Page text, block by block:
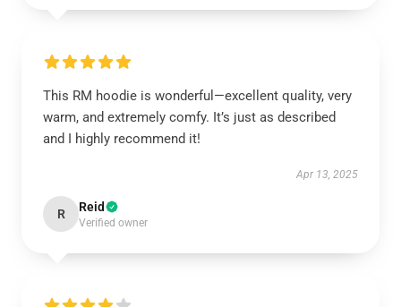
This RM hoodie is wonderful—excellent quality, very
warm, and extremely comfy. It’s just as described
and I highly recommend it!
Apr 13, 2025
R Reid
Verified owner